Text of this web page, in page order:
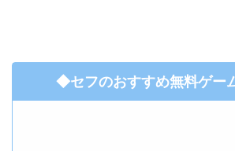
◆セフのおすすめ無料ゲー